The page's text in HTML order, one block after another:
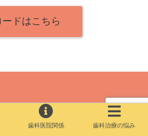
ードはこちら
歯科医院関係 歯科治療の悩み
談室 , 2020 All Rights Reserved.